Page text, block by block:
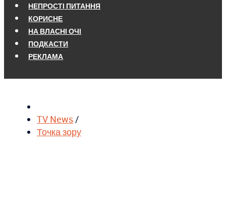
НЕПРОСТІ ПИТАННЯ
КОРИСНЕ
НА ВЛАСНІ ОЧІ
ПОДКАСТИ
РЕКЛАМА
TV News/
Точка зору